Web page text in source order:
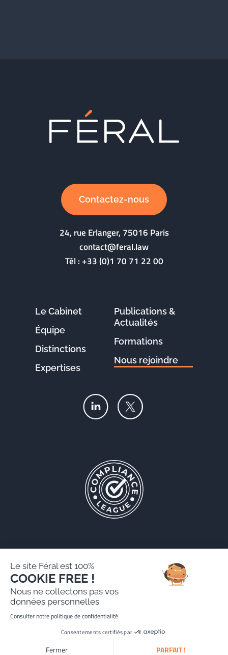
Contactez-nous
24, rue Erlanger, 75016 Paris
contact@feral.law
Tél :+33 (0)1 70 71 22 00
Le Cabinet
Équipe
Distinctions
Expertises
Publications &
Actualités
Formations
Nous rejoindre
Mentions légales
Politique de protection des données personnelles
Site réalisé par Paradygm
Le site Féral est 100%
COOKIE FREE !
Nous ne collectons pas vos
données personnelles
Consulter notre politique de confidentialité
Consentements certifiés par
Fermer PARFAIT !